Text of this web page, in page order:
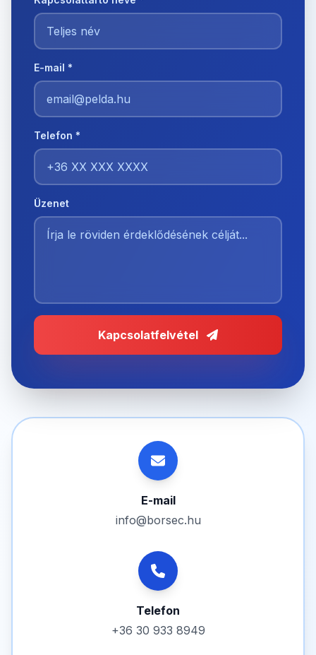
E-mail *
Telefon *
Üzenet
Kapcsolatfelvétel
E-mail
info@borsec.hu
Telefon
+36 30 933 8949